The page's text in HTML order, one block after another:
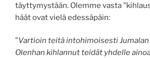
täyttymystään. Olemme vasta
häät ovat vielä edessäpäin:
”Vartioin teitä intohimoisesti Jumalan
Olenhan kihlannut teidät yhdelle